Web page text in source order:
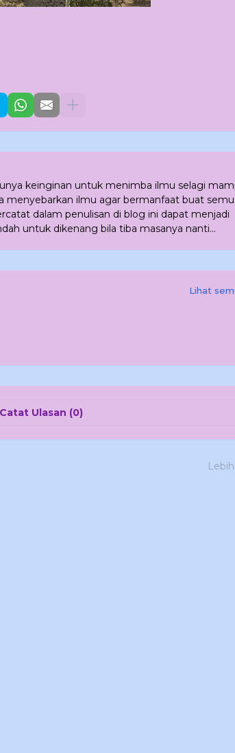
keinginan untuk menimba ilmu selagi
menyebarkan ilmu agar bermanfaat buat
dalam penulisan di blog ini dapat menjadi
untuk dikenang bila tiba masanya nanti...
Lihat
Catat Ulasan (0)